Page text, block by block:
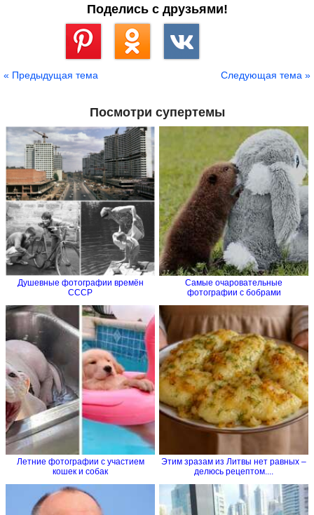
Поделись с друзьями!
« Предыдущая тема Следующая тема »
Посмотри супертемы
Душевные фотографии времён
СССР
Самые очаровательные
фотографии с бобрами
Летние фотографии с участием
кошек и собак
Этим зразам из Литвы нет равных –
делюсь рецептом....